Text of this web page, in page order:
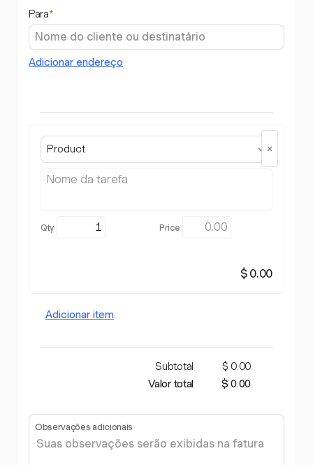
Para*
Adicionar endereço
Product
$ 0.00
Adicionar item
Subtotal
$ 0.00
Valor total
$ 0.00
Observações adicionais